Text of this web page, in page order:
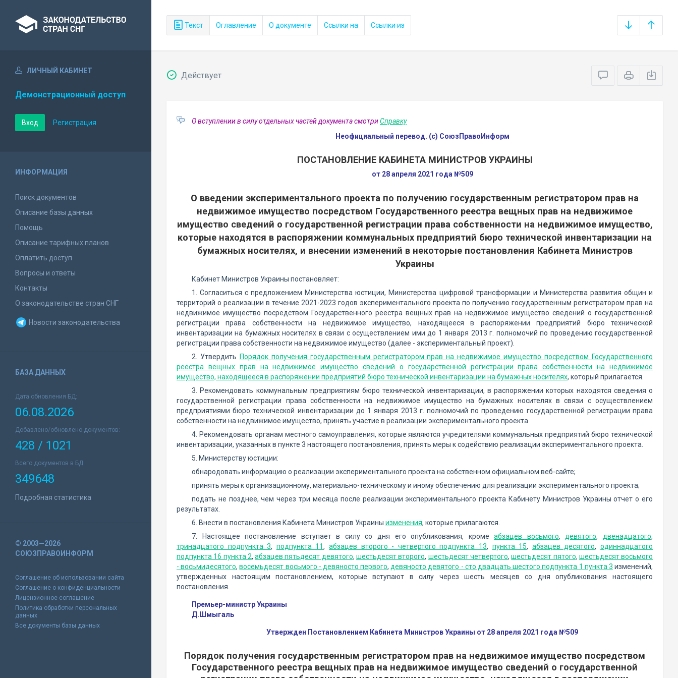
Текст Оглавление О документе Ссылки на Ссылки из
ЛИЧНЫЙ КАБИНЕТ
Демонстрационный доступ
Вход Регистрация
ИНФОРМАЦИЯ
Поиск документов
Описание базы данных
Помощь
Описание тарифных планов
Оплатить доступ
Вопросы и ответы
Контакты
О законодательстве стран СНГ
Новости законодательства
БАЗА ДАННЫХ
Дата обновления БД:
06.08.2026
Добавлено/обновлено документов:
428 / 1021
Всего документов в БД:
349648
Подробная статистика
© 2003—2026
СОЮЗПРАВОИНФОРМ
Соглашение об использовании сайта
Соглашение о конфиденциальности
Лицензионное соглашение
Политика обработки персональных
данных
Все документы базы данных
Действует
О вступлении в силу отдельных частей документа смотриСправку
Неофициальный перевод. (с) СоюзПравоИнформ
ПОСТАНОВЛЕНИЕ КАБИНЕТА МИНИСТРОВ УКРАИНЫ
от 28 апреля 2021 года №509
О введении экспериментального проекта по получению государственным регистратором прав на
недвижимое имущество посредством Государственного реестра вещных прав на недвижимое
имущество сведений о государственной регистрации права собственности на недвижимое имущество,
которые находятся в распоряжении коммунальных предприятий бюро технической инвентаризации на
бумажных носителях, и внесении изменений в некоторые постановления Кабинета Министров
Украины
Кабинет Министров Украины постановляет:
1. Согласиться с предложением Министерства юстиции, Министерства цифровой трансформации и Министерства развития общин и
территорий о реализации в течение 2021-2023 годов экспериментального проекта по получению государственным регистратором прав на
недвижимое имущество посредством Государственного реестра вещных прав на недвижимое имущество сведений о государственной
регистрации права собственности на недвижимое имущество, находящееся в распоряжении предприятий бюро технической
инвентаризации на бумажных носителях в связи с осуществлением ими до 1 января 2013 г. полномочий по проведению государственной
регистрации права собственности на недвижимое имущество (далее - экспериментальный проект).
2. Утвердить Порядок получения государственным регистратором прав на недвижимое имущество посредством Государственного
реестра вещных прав на недвижимое имущество сведений о государственной регистрации права собственности на недвижимое
имущество, находящееся в распоряжении предприятий бюро технической инвентаризации на бумажных носителях, который прилагается.
3. Рекомендовать коммунальным предприятиям бюро технической инвентаризации, в распоряжении которых находятся сведения о
государственной регистрации права собственности на недвижимое имущество на бумажных носителях в связи с осуществлением
предприятиями бюро технической инвентаризации до 1 января 2013 г. полномочий по проведению государственной регистрации права
собственности на недвижимое имущество, принять участие в реализации экспериментального проекта.
4. Рекомендовать органам местного самоуправления, которые являются учредителями коммунальных предприятий бюро технической
инвентаризации, указанных в пункте 3 настоящего постановления, принять меры к содействию реализации экспериментального проекта.
5. Министерству юстиции:
обнародовать информацию о реализации экспериментального проекта на собственном официальном веб-сайте;
принять меры к организационному, материально-техническому и иному обеспечению для реализации экспериментального проекта;
подать не позднее, чем через три месяца после реализации экспериментального проекта Кабинету Министров Украины отчет о его
результатах.
6. Внести в постановления Кабинета Министров Украины изменения, которые прилагаются.
7. Настоящее постановление вступает в силу со дня его опубликования, кромеабзацев восьмого, девятого, двенадцатого,
тринадцатого подпункта 3, подпункта 11,абзацев второго - четвертого подпункта 13, пункта 15, абзацев десятого,одиннадцатого
подпункта 16 пункта 2,абзацев пятьдесят девятого,шестьдесят второго, шестьдесят четвертого,шестьдесят пятого, шестьдесят восьмого
- восьмидесятого,восемьдесят восьмого - девяносто первого, девяносто девятого - сто двадцать шестого подпункта 1 пункта 3 изменений,
утвержденных настоящим постановлением, которые вступают в силу через шесть месяцев со дня опубликования настоящего
постановления.
Премьер-министр Украины
Д.Шмыгаль
Утвержден Постановлением Кабинета Министров Украины от 28 апреля 2021 года №509
Порядок получения государственным регистратором прав на недвижимое имущество посредством
Государственного реестра вещных прав на недвижимое имущество сведений о государственной